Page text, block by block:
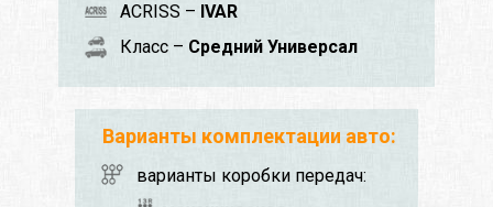
ACRISS – IVAR
Класс – Средний Универсал
Варианты комплектации авто:
варианты коробки передач: